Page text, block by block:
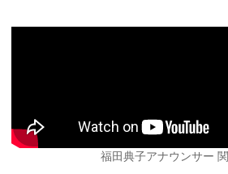
福田典子アナウンサー